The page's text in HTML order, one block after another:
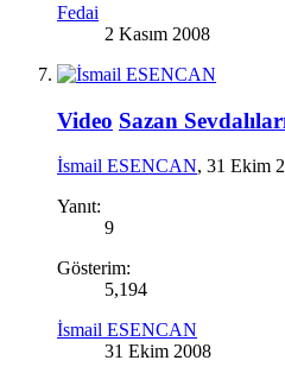
Fedai
2 Kasım 2008
Video Sazan
İsmail ESENCAN, 31 Ekim
Yanıt:
9
Gösterim:
5,194
İsmail ESENCAN
31 Ekim 2008